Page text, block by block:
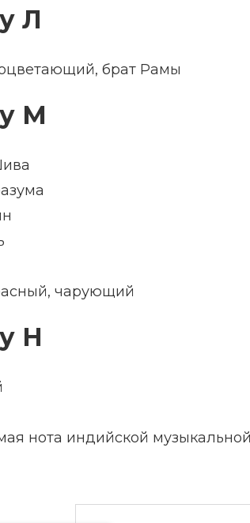
Л
брат Рамы
М
чарующий
Н
нота индийской